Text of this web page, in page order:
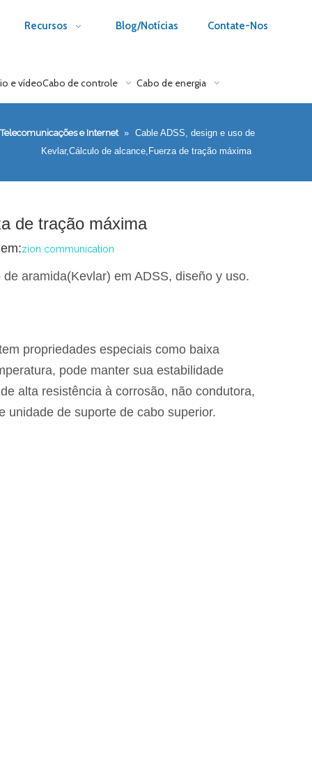
Recursos Blog/Notícias Contate-Nos
e vídeoCabo de controle Cabo de energia
Telecomunicações e Internet » Cable ADSS, design e uso de
Kevlar,Cálculo de alcance,Fuerza de tração máxima
de tração máxima
zion communication
aramida(Kevlar) em ADSS, diseño y uso.
propriedades especiais como baixa
pode manter sua estabilidade
alta resistência à corrosão, não condutora,
unidade de suporte de cabo superior.